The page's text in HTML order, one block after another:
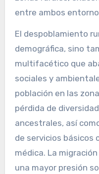
entre ambos
El despoblamiento
demográfica, sino
multifacético que
sociales y
población en las
pérdida de
ancestrales, así
de servicios básicos
médica. La
una mayor presión